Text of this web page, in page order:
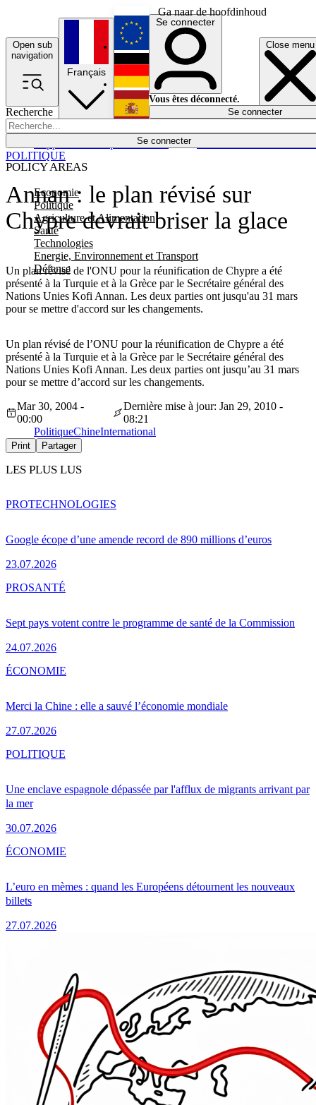
Ga naar de hoofdinhoud
Open sub
navigation
Close menu
Recherche
Se connecter
POLICY AREAS
Economie
Politique
Agriculture et Alimentation
Santé
Technologies
Energie, Environnement et Transport
Défense
Économie
Français
English
Deutsch
Español
Se connecter
Vous êtes déconnecté.
Se connecter
Annan : le plan révisé sur
Chypre devrait briser la glace
Un plan révisé de l'ONU pour la réunification de Chypre a été
présenté à la Turquie et à la Grèce par le Secrétaire général des
Nations Unies Kofi Annan. Les deux parties ont jusqu'au 31 mars
pour se mettre d'accord sur les changements.
POLITIQUE
Un plan révisé de l’ONU pour la réunification de Chypre a été
présenté à la Turquie et à la Grèce par le Secrétaire général des
Nations Unies Kofi Annan. Les deux parties ont jusqu’au 31 mars
pour se mettre d’accord sur les changements.
Mar 30, 2004 -
00:00
Dernière mise à jour: Jan 29, 2010 -
08:21
PolitiqueChineInternational
Print Partager
LES PLUS LUS
Google écope d’une amende record de 890 millions d’euros
23.07.2026
PROTECHNOLOGIES
Sept pays votent contre le programme de santé de la Commission
24.07.2026
PROSANTÉ
Merci la Chine : elle a sauvé l’économie mondiale
27.07.2026
ÉCONOMIE
Une enclave espagnole dépassée par l'afflux de migrants arrivant par
la mer
30.07.2026
POLITIQUE
L’euro en mèmes : quand les Européens détournent les nouveaux
billets
27.07.2026
ÉCONOMIE